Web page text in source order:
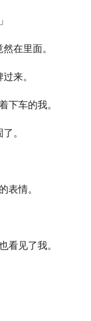
在里面。
来。
下车的我。
。
表情。
看见了我。